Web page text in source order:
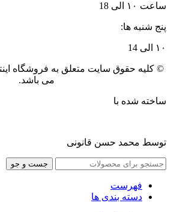
ساعت ۱۰ الی 18
پنج شنبه ها:
۱۰ الی 14
© کلیه حقوق سایت متعلق به فروشگاه
می باشد.
ساخته شده با
توسط محمد حسن قانونی
جست و جو
فهرست
دسته بندی ها